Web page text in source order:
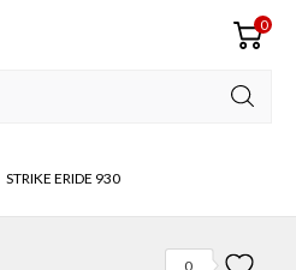
0
STRIKE ERIDE 930
0